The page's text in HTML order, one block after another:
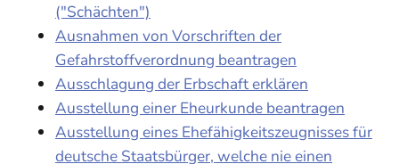
("Schächten")
Ausnahmen von Vorschriften der
Gefahrstoffverordnung beantragen
Ausschlagung der Erbschaft erklären
Ausstellung einer Eheurkunde beantragen
Ausstellung eines Ehefähigkeitszeugnisses für
deutsche Staatsbürger, welche nie einen